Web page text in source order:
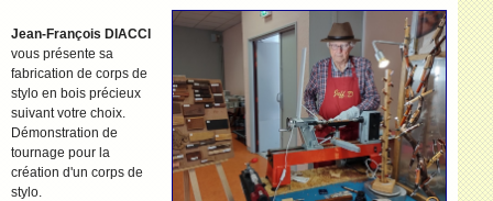
Jean-François DIACCI
vous présente sa
fabrication de corps de
stylo en bois précieux
suivant votre choix.
Démonstration de
tournage pour la
création d'un corps de
stylo.